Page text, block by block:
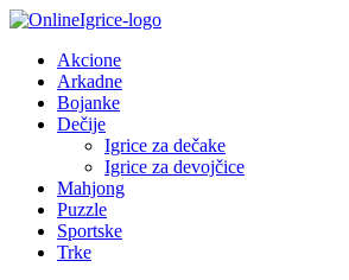
Akcione
Arkadne
Bojanke
Dečije
Igrice za dečake
Igrice za devojčice
Mahjong
Puzzle
Sportske
Trke